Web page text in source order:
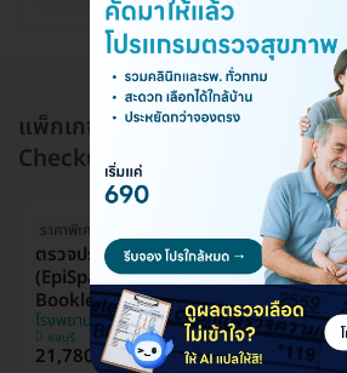
แพ็กเกจอื่นใน โปรแกรมตรวจสุข
Checkup)
ราคาพิเศษถึง 16 ส.ค. เท่านั้น
ตรวจประเมินอายุเซลล์และความเสื่อมของ
(EpiSpan for Epigenetics 11
Booklet)
โรงพยาบาลพญาไท ศรีราชา
ชลบุรี
21,780 บาท27,435 บาท ประหยัด 21%